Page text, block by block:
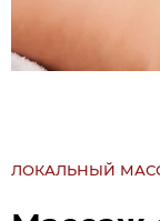
ЛОКАЛЬНЫЙ